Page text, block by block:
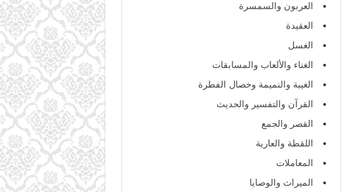
العربون والسمسرة
العقيدة
الغسل
الغناء والألعاب والمسابقات
الغيبة والنميمة وخصال الفطرة
القرآن والتفسير والحديث
القصر والجمع
اللقطة والعارية
المعاملات
الميراث والوصايا